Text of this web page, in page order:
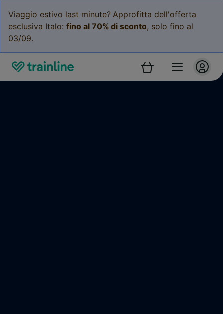
Viaggio estivo last minute? Approfitta dell'offerta
esclusiva Italo: fino al 70% di sconto, solo fino al
03/09.